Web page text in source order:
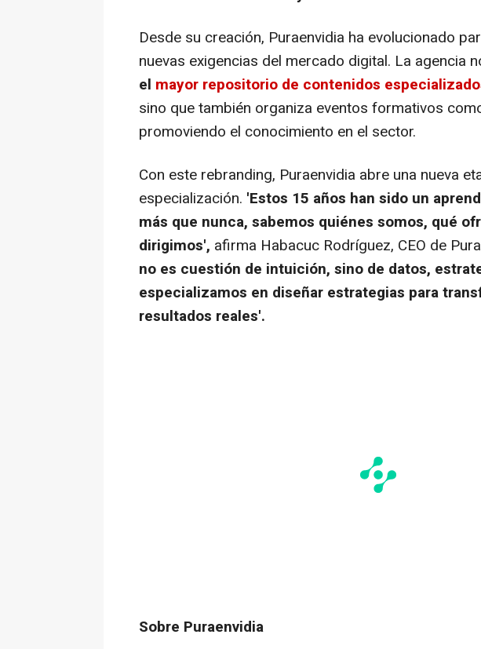
Desde su creación, Puraenvidia ha evolucionado
nuevas exigencias del mercado digital. La agencia
el mayor repositorio de contenidos
sino que también organiza eventos formativos
promoviendo el conocimiento en el sector.
Con este rebranding, Puraenvidia abre una nueva
especialización. 'Estos 15 años han sido un
más que nunca, sabemos quiénes somos, qué
dirigimos', afirma Habacuc Rodríguez, CEO de
no es cuestión de intuición, sino de datos,
especializamos en diseñar estrategias para
resultados reales'.
Sobre Puraenvidia